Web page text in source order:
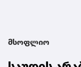
მსოფლიო